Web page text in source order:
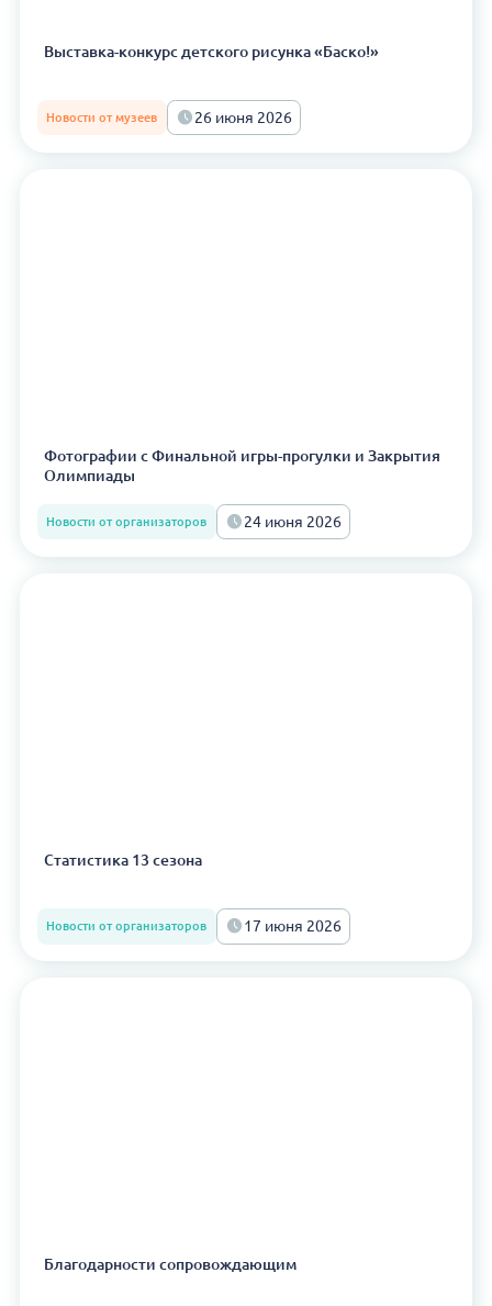
Выставка-конкурс детского рисунка «Баско!»
Новости от музеев 26 июня 2026
Фотографии с Финальной игры-прогулки и Закрытия
Олимпиады
Новости от организаторов 24 июня 2026
Статистика 13 сезона
Новости от организаторов 17 июня 2026
Благодарности сопровождающим